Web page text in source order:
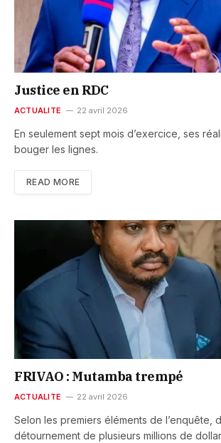
Justice en RDC
ACTUALITE 22 avril 2026
En seulement sept mois d’exercice, ses
bouger les lignes.
READ MORE
FRIVAO : Mutamba trempé
ACTUALITE 22 avril 2026
Selon les premiers éléments de l’enquête,
détournement de plusieurs millions de